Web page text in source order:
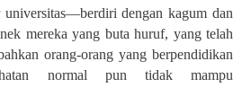
dengan kagum dan
mereka yang buta huruf, yang telah
orang-orang yang berpendidikan
normal pun tidak mampu